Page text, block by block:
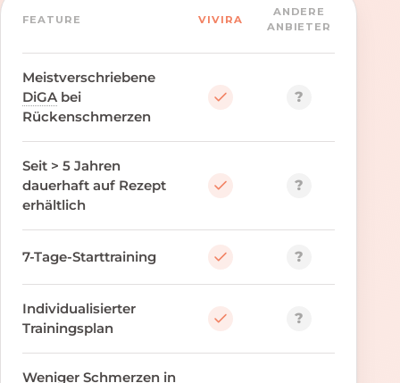
FEATURE VIVIRA
ANDERE
ANBIETER
Meistverschriebene
DiGA bei
Rückenschmerzen
?
Seit > 5 Jahren
dauerhaft auf Rezept
erhältlich
?
7-Tage-Starttraining ?
Individualisierter
Trainingsplan
?
Weniger Schmerzen in